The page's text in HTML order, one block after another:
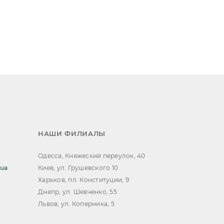
НАШИ ФИЛИАЛЫ
Одесса, Княжеский переулок, 40
Киев, ул. Грушевского 10
Харьков, пл. Конституции, 9
Днепр, ул. Шевченко, 55
Львов, ул. Коперника, 5